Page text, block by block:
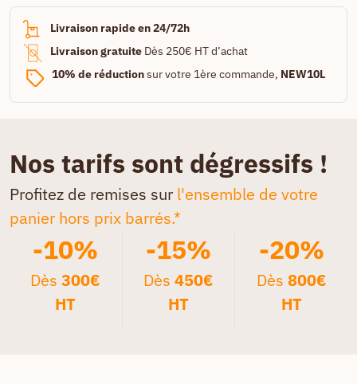
Livraison rapide en 24/72h
Livraison gratuite Dès 250€ HT d’achat
10% de réductionsur votre 1ère commande, NEW10L
Nos tarifs sont dégressifs !
Profitez de remises sur l'ensemble de votre
panier hors prix barrés.*
-10%
Dès300€
HT
-15%
Dès 450€
HT
-20%
Dès 800€
HT